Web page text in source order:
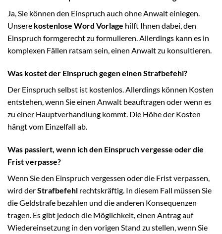
Ja, Sie können den Einspruch auch ohne Anwalt einlegen.
Unsere kostenlose Word Vorlage hilft Ihnen dabei, den
Einspruch formgerecht zu formulieren. Allerdings kann es in
komplexen Fällen ratsam sein, einen Anwalt zu konsultieren.
Was kostet der Einspruch gegen einen Strafbefehl?
Der Einspruch selbst ist kostenlos. Allerdings können Kosten
entstehen, wenn Sie einen Anwalt beauftragen oder wenn es
zu einer Hauptverhandlung kommt. Die Höhe der Kosten
hängt vom Einzelfall ab.
Was passiert, wenn ich den Einspruch vergesse oder die
Frist verpasse?
Wenn Sie den Einspruch vergessen oder die Frist verpassen,
wird derStrafbefehl rechtskräftig. In diesem Fall müssen Sie
die Geldstrafe bezahlen und die anderen Konsequenzen
tragen. Es gibt jedoch die Möglichkeit, einen Antrag auf
Wiedereinsetzung in den vorigen Stand zu stellen, wenn Sie